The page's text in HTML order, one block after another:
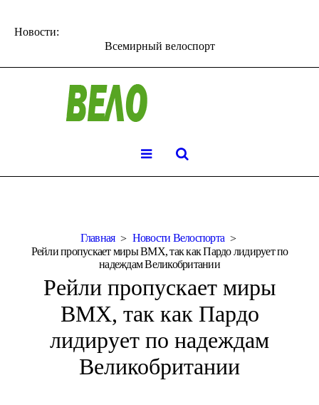
Новости:
Всемирный велоспорт
Главная
Новости Велоспорта
Рейли пропускает миры BMX, так как Пардо лидирует по
надеждам Великобритании
Рейли пропускает миры
BMX, так как Пардо
лидирует по надеждам
Великобритании